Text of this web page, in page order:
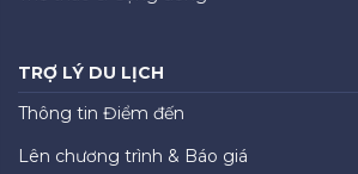
TRỢ LÝ DU LỊCH
Thông tin Điểm đến
Lên chương trình & Báo giá